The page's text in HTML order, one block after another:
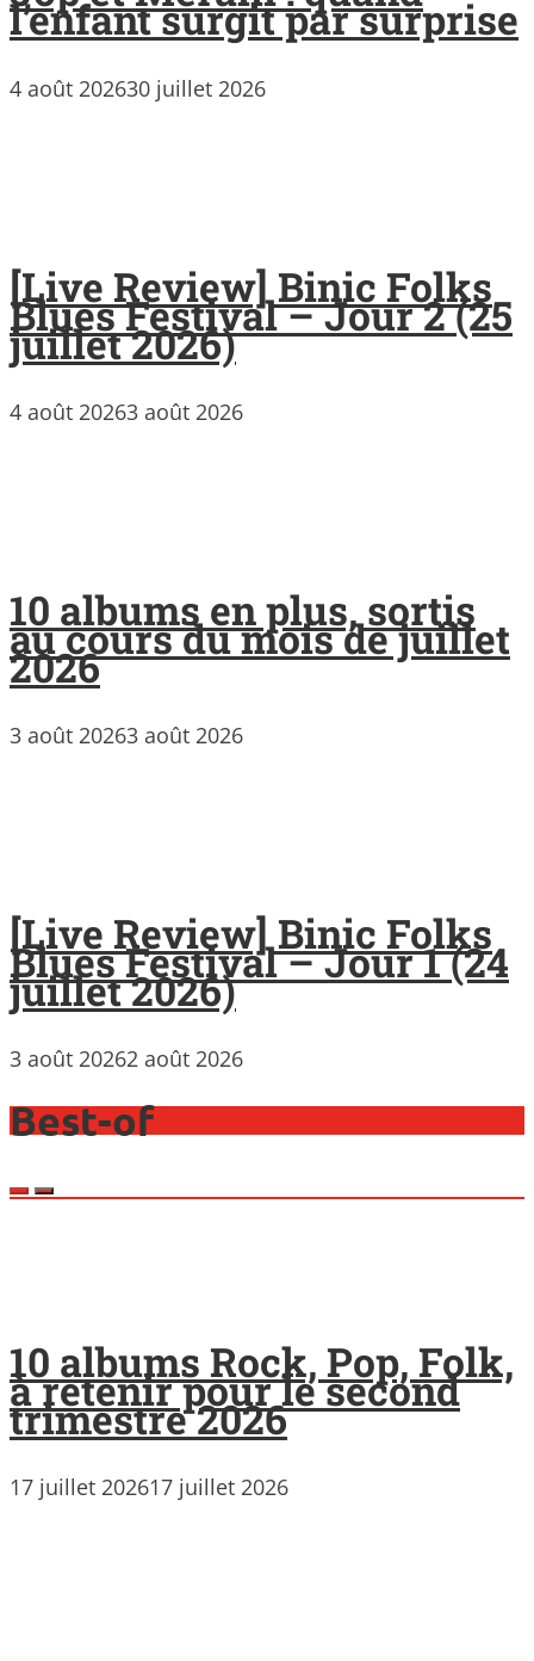
l’enfant surgit par surprise
4 août 202630 juillet 2026
[Live Review] Binic Folks
Blues Festival – Jour 2 (25
juillet 2026)
4 août 20263 août 2026
10 albums en plus, sortis
au cours du mois de juillet
2026
3 août 20263 août 2026
[Live Review] Binic Folks
Blues Festival – Jour 1 (24
juillet 2026)
3 août 20262 août 2026
Best-of
10 albums Rock, Pop, Folk,
à retenir pour le second
trimestre 2026
17 juillet 202617 juillet 2026